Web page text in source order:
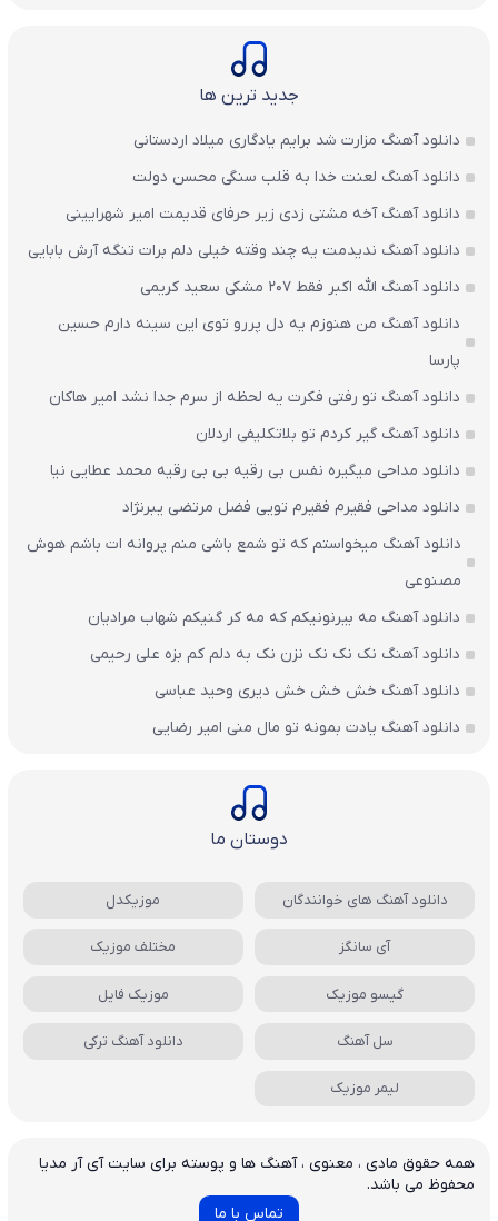
جدید ترین ها
دانلود آهنگ مزارت شد برایم یادگاری میلاد اردستانی
دانلود آهنگ لعنت خدا به قلب سنگی محسن دولت
دانلود آهنگ آخه مشتی زدی زیر حرفای قدیمت امیر شهرایینی
دانلود آهنگ ندیدمت یه چند وقته خیلی دلم برات تنگه آرش بابایی
دانلود آهنگ الله اکبر فقط 207 مشکی سعید کریمی
دانلود آهنگ من هنوزم یه دل پررو توی این سینه دارم حسین
پارسا
دانلود آهنگ تو رفتی فکرت یه لحظه از سرم جدا نشد امیر هاکان
دانلود آهنگ گیر کردم تو بلاتکلیفی اردلان
دانلود مداحی میگیره نفس بی رقیه بی بی رقیه محمد عطایی نیا
دانلود مداحی فقیرم فقیرم تویی فضل مرتضی یبرنژاد
دانلود آهنگ میخواستم که تو شمع باشی منم پروانه ات باشم هوش
مصنوعی
دانلود آهنگ مه بیرنونیکم که مه کر گنیکم شهاب مرادیان
دانلود آهنگ نک نک نک نزن نک به دلم کم بزه علی رحیمی
دانلود آهنگ خش خش خش دیری وحید عباسی
دانلود آهنگ یادت بمونه تو مال منی امیر رضایی
دوستان ما
دانلود آهنگ های خوانندگان موزیکدل
آی سانگز مختلف موزیک
گیسو موزیک موزیک فایل
سل آهنگ دانلود آهنگ ترکی
لیمر موزیک
همه حقوق مادی ، معنوی ، آهنگ ها و پوسته برای سایت آی آر مدیا
محفوظ می باشد.
تماس با ما